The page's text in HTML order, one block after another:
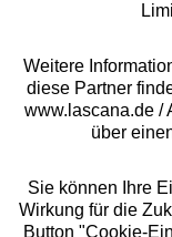
** Bonität vorausgesetzt,
Weitere
diese Partner
www.lascana.de /
über
Sie können Ihre
Wirkung für die
Button "Cookie-